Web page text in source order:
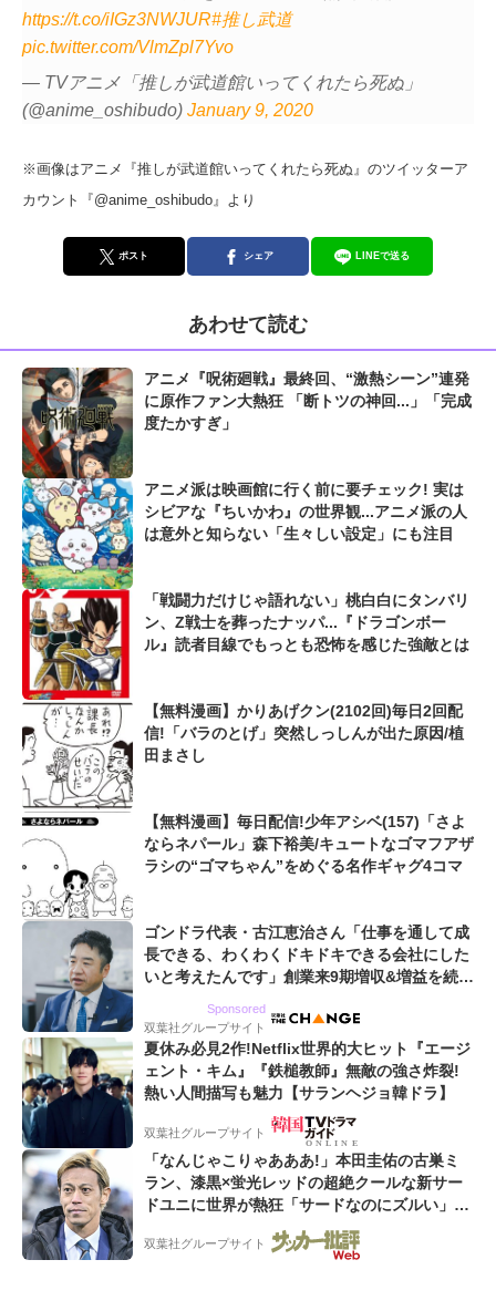
https://t.co/iIGz3NWJUR#推し武道
pic.twitter.com/VlmZpl7Yvo
— TVアニメ「推しが武道館いってくれたら死ぬ」
(@anime_oshibudo) January 9, 2020
※画像はアニメ『推しが武道館いってくれたら死ぬ』のツイッターア
カウント『@anime_oshibudo』より
ポスト シェア LINEで送る
あわせて読む
アニメ『呪術廻戦』最終回、“激熱シーン”連発
に原作ファン大熱狂 「断トツの神回...」「完成
度たかすぎ」
アニメ派は映画館に行く前に要チェック! 実は
シビアな『ちいかわ』の世界観...アニメ派の人
は意外と知らない「生々しい設定」にも注目
「戦闘力だけじゃ語れない」桃白白にタンバリ
ン、Z戦士を葬ったナッパ...『ドラゴンボー
ル』読者目線でもっとも恐怖を感じた強敵とは
【無料漫画】かりあげクン(2102回)毎日2回配
信!「バラのとげ」突然しっしんが出た原因/植
田まさし
【無料漫画】毎日配信!少年アシベ(157)「さよ
ならネパール」森下裕美/キュートなゴマフアザ
ラシの“ゴマちゃん”をめぐる名作ギャグ4コマ
ゴンドラ代表・古江恵治さん「仕事を通して成
長できる、わくわくドキドキできる会社にした
いと考えたんです」創業来9期増収&増益を続け
Sponsored
双葉社グループサイト
夏休み必見2作!Netflix世界的大ヒット『エージ
ェント・キム』『鉄槌教師』無敵の強さ炸裂!
熱い人間描写も魅力【サランヘジョ韓ドラ】
双葉社グループサイト
「なんじゃこりゃあああ!」本田圭佑の古巣ミ
ラン、漆黒×蛍光レッドの超絶クールな新サー
ドユニに世界が熱狂「サードなのにズルい」
「こりゃかっけえわ」
双葉社グループサイト